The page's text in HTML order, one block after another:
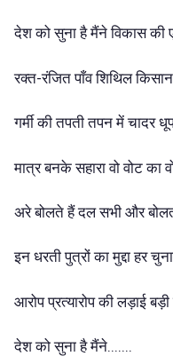
देश को सुना है मैंने विकास की
रक्त-रंजित पाँव शिथिल
गर्मी की तपती तपन में चादर
मात्र बनके सहारा वो वोट का
अरे बोलते हैं दल सभी और
इन धरती पुत्रों का मुद्दा हर
आरोप प्रत्यारोप की लड़ाई
देश को सुना है मैंने.......